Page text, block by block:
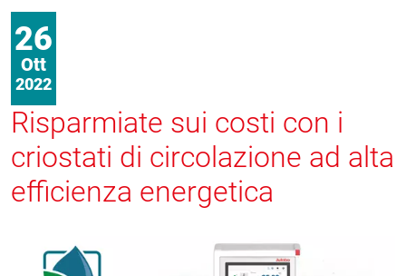
26
Ott
2022
Risparmiate sui costi con i
criostati di circolazione ad alta
efficienza energetica